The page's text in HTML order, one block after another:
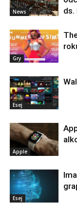
News
ds.
Gry
Esej
Apple
Esej